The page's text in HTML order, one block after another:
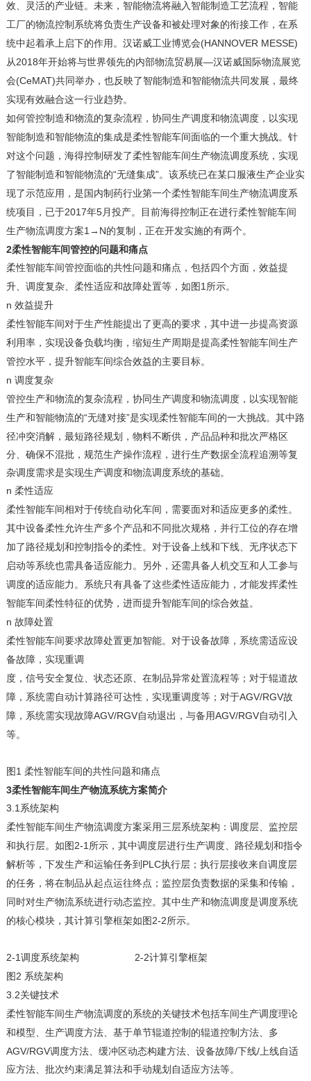
效、灵活的产业链。未来，智能物流将融入智能制造工艺流程，智能
工厂的物流控制系统将负责生产设备和被处理对象的衔接工作，在系
统中起着承上启下的作用。汉诺威工业博览会(HANNOVER MESSE)
从2018年开始将与世界领先的内部物流贸易展—汉诺威国际物流展览
会(CeMAT)共同举办，也反映了智能制造和智能物流共同发展，最终
实现有效融合这一行业趋势。
如何管控制造和物流的复杂流程，协同生产调度和物流调度， 以实现
智能制造和智能物流的集成是柔性智能车间面临的一个重大挑战。针
对这个问题， 海得控制研发了柔性智能车间生产物流调度系统，实现
了智能制造和智能物流的“无缝集成”。 该系统已在某口服液生产企业实
现了示范应用，是国内制药行业第一个柔性智能车间生产物流调度系
统项目，已于2017年5月 投产。 目前海得控制 正在进行柔性智能车间
生产物流调度方案1→N的复制，正在开发实施的有两个。
2柔性智能车间管控的问题和痛点
柔性智能车间管控面临的共性问题和痛点，包括四个方面，效益提
升、调度复杂、柔性适应和故障处置等，如图 1所示。
n 效益提升
柔性智能车间对于生产性能提出了更高的要求，其中进一步提高资源
利用率，实现设备负载均衡，缩短生产周期是提高柔性智能车间生产
管控水平，提升智能车间综合效益的主要目标。
n 调度复杂
管控生产和物流的复杂流程，协同生产调度和物流调度，以实现智能
生产和智能物流的“无缝对接”是实现柔性智能车间的一大挑战。其中路
径冲突消解，最短路径规划，物料不断供，产品品种和批次严格区
分、确保不混批，规范生产操作流程，进行生产数据全流程追溯等复
杂调度需求是实现生产调度和物流调度系统的基础。
n 柔性适应
柔性智能车间相对于传统自动化车间，需要面对和适应更多的柔性。
其中设备柔性允许生产多个产品和不同批次规格，并行工位的存在增
加了路径规划和控制指令的柔性。对于设备上线和下线、无序状态下
启动等系统也需具备适应能力。另外，还需具备人机交互和人工参与
调度的适应能力。系统只有具备了这些柔性适应能力，才能发挥柔性
智能车间柔性特征的优势，进而提升智能车间的综合效益。
n 故障处置
柔性智能车间要求故障处置更加智能。对于设备故障， 系统需适应设
备故障，实现重调
度，信号安全复位、状态还原、 在制品异常处置流程等；对于辊道故
障， 系统需自动计算路径可达性，实现重调度等； 对于AGV/RGV故
障， 系统需实现故障AGV/RGV自动退出，与备用AGV/RGV自动引入
等。
图 1 柔性智能车间的共性问题和痛点
3柔性智能车间生产物流系统方案简介
3.1系统架构
柔性智能车间生产物流调度方案采用三层系统架构：调度层、监控层
和执行层。如图 2-1所示， 其中调度层进行生产调度、路径规划和指令
解析等，下发生产和运输任务到 PLC执行层；执行层接收来自调度层
的任务，将在制品从起点运往终点；监控层负责数据的采集和传输，
同时对生产物流系统进行动态监控。 其中生产和物流调度是调度系统
的核心模块，其计算引擎框架如图 2-2所示。
2-1调度系统架构 2-2计算引擎框架
图 2 系统架构
3.2关键技术
柔性智能车间生产物流调度的系统的关键技术包括车间生产调度理论
和模型、生产调度方法、基于单节辊道控制的辊道控制方法、 多
AGV/RGV调度方法、缓冲区动态构建方法、设备故障/下线/上线自适
应方法、 批次约束满足算法和手动规划自适应方法等。